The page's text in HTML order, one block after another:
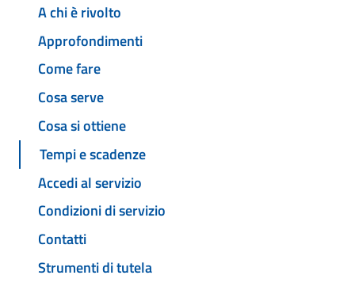
A chi è rivolto
Approfondimenti
Come fare
Cosa serve
Cosa si ottiene
Tempi e scadenze
Accedi al servizio
Condizioni di servizio
Contatti
Strumenti di tutela